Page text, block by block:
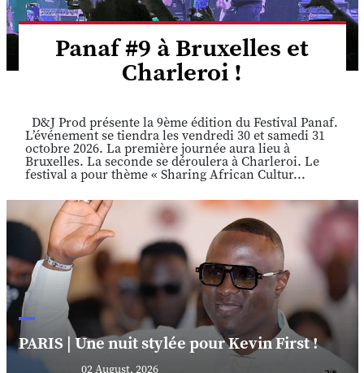
Panaf #9 à Bruxelles et
Charleroi !
D&J Prod présente la 9ème édition du Festival Panaf.
L’événement se tiendra les vendredi 30 et samedi 31
octobre 2026. La première journée aura lieu à
Bruxelles. La seconde se déroulera à Charleroi. Le
festival a pour thème « Sharing African Cultur...
PARIS | Une nuit stylée pour Kevin First !
02 August, 2026